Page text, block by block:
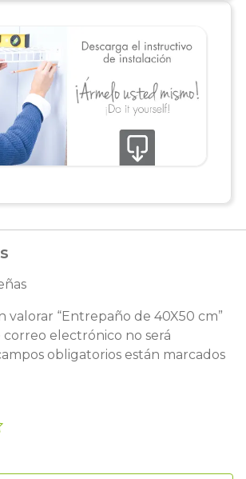
valorar “Entrepaño de 40X50 cm”
electrónico no será
obligatorios están marcados